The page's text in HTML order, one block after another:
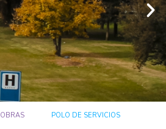
OBRAS POLO DE SERVICIOS